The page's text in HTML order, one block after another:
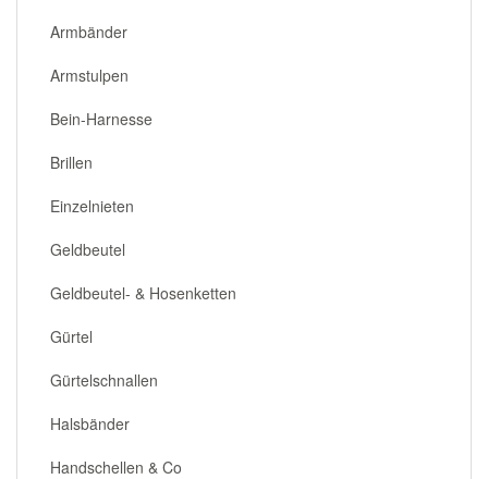
Armbänder
Armstulpen
Bein-Harnesse
Brillen
Einzelnieten
Geldbeutel
Geldbeutel- & Hosenketten
Gürtel
Gürtelschnallen
Halsbänder
Handschellen & Co